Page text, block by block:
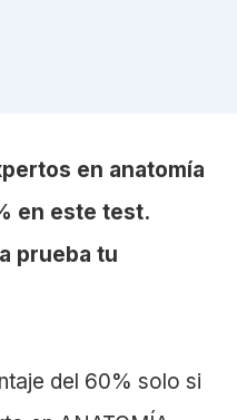
en anatomía
en este test.
prueba tu